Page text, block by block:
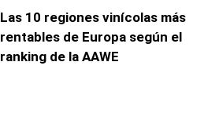
Las 10 regiones vinícolas más
rentables de Europa según el
ranking de la AAWE